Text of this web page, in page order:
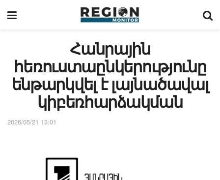
Հանրային
հեռուստաընկերությունը
ենթարկվել է լայնածավալ
կիբեռհարձակման
2026/05/21 13:01